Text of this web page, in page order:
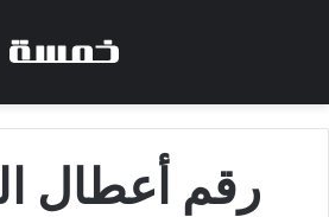
رقم أعطال